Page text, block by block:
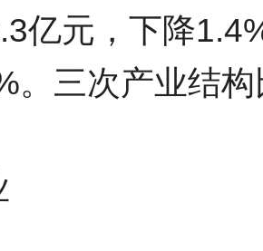
亿元，下降
。三次产业结